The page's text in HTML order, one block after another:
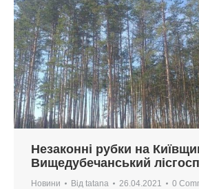
Незаконні рубки на
Вищедубечанський лісгосп
Новини Від tatana 26.04.2021 0